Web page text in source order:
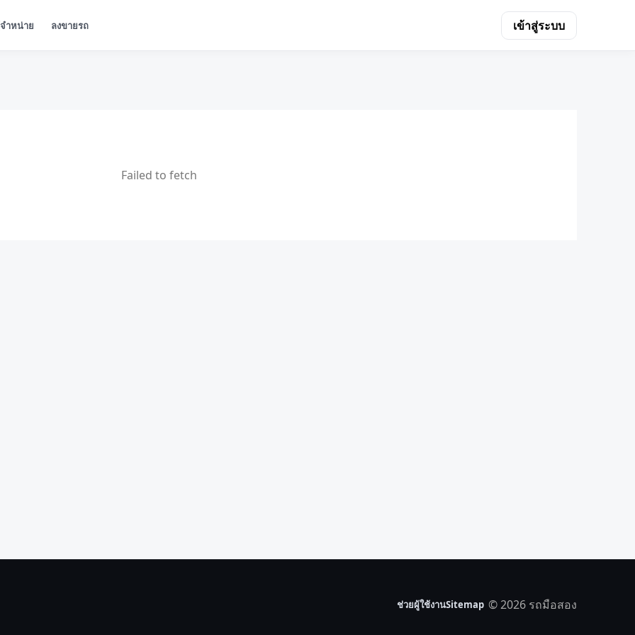
ำหน่าย ลงขายรถ เข้าสู่ระบบ
Failed to fetch
ช่วยผู้ใช้งานSitemap © 2026 รถมือสอง